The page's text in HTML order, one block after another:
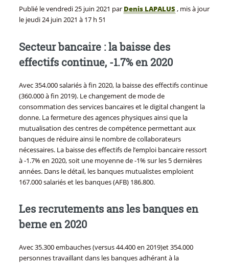
Publié levendredi 25 juin 2021 par Denis LAPALUS , mis à jour
le jeudi 24 juin 2021 à 17 h 51
Secteur bancaire : la baisse des
effectifs continue, -1.7% en 2020
Avec 354.000 salariés à fin 2020, la baisse des effectifs continue
(360.000 à fin 2019). Le changement de mode de
consommation des services bancaires et le digital changent la
donne. La fermeture des agences physiques ainsi que la
mutualisation des centres de compétence permettant aux
banques de réduire ainsi le nombre de collaborateurs
nécessaires. La baisse des effectifs de l’emploi bancaire ressort
à -1.7% en 2020, soit une moyenne de -1% sur les 5 dernières
années. Dans le détail, les banques mutualistes emploient
167.000 salariés et les banques (AFB) 186.800.
Les recrutements ans les banques en
berne en 2020
Avec 35.300 embauches (versus 44.400 en 2019)et 354.000
personnes travaillant dans les banques adhérant à la